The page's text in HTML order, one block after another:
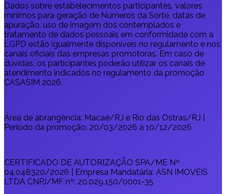
Dados sobre estabelecimentos participantes, valores
mínimos para geração de Números da Sorte, datas de
apuração, uso de imagem dos contemplados e
tratamento de dados pessoais em conformidade com a
LGPD estão igualmente disponíveis no regulamento e nos
canais oficiais das empresas promotoras. Em caso de
dúvidas, os participantes poderão utilizar os canais de
atendimento indicados no regulamento da promoção
CASASIM 2026.
Área de abrangência: Macaé/RJ e Rio das Ostras/RJ |
Período da promoção: 20/03/2026 a 10/12/2026
CERTIFICADO DE AUTORIZAÇÃO SPA/ME Nº
04.048320/2026 | Empresa Mandatária: ASN IMOVEIS
LTDA CNPJ/MF nº: 20.029.150/0001-35